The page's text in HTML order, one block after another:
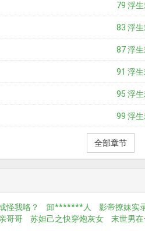
79 浮
83 浮
87 浮生
91 浮
95 浮
99 浮
全部章节
怪我咯？ 卸*******人 影帝撩妹实
哥哥 苏妲己之快穿炮灰女 末世男